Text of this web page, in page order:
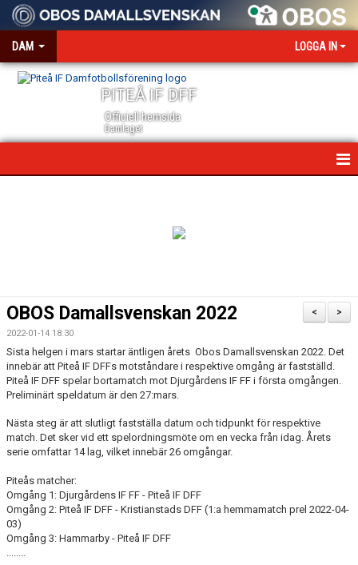
DAM LOGGA IN
PITEÅ IF DFF
Officiell hemsida
Damlaget
KALENDER
MATCHER
MATCHER & SERIETABELL
>
<
OBOS Damallsvenskan 2022
2022-01-14 18:30
Sista helgen i mars startar äntligen årets Obos Damallsvenskan 2022. Det
innebär att Piteå IF DFFs motståndare i respektive omgång är fastställd.
Piteå IF DFF spelar bortamatch mot Djurgårdens IF FF i första omgången.
Preliminärt speldatum är den 27:mars.
Nästa steg är att slutligt fastställa datum och tidpunkt för respektive
match. Det sker vid ett spelordningsmöte om en vecka från idag. Årets
serie omfattar 14 lag, vilket innebär 26 omgångar.
Piteås matcher:
Omgång 1: Djurgårdens IF FF - Piteå IF DFF
Omgång 2: Piteå IF DFF - Kristianstads DFF (1:a hemmamatch prel 2022-04-
03)
Omgång 3: Hammarby - Piteå IF DFF
........